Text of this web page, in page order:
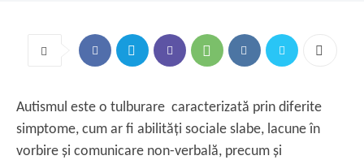
Autismul este o tulburare caracterizată prin diferite
simptome, cum ar fi abilități sociale slabe, lacune în
vorbire și comunicare non-verbală, precum și